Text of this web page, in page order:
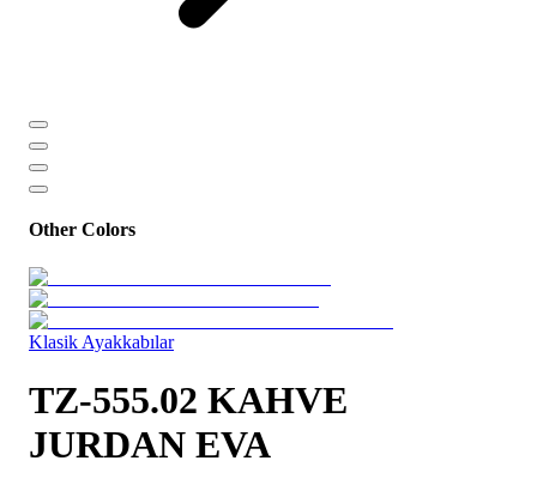
Other Colors
Klasik Ayakkabılar
TZ-555.02 KAHVE
JURDAN EVA